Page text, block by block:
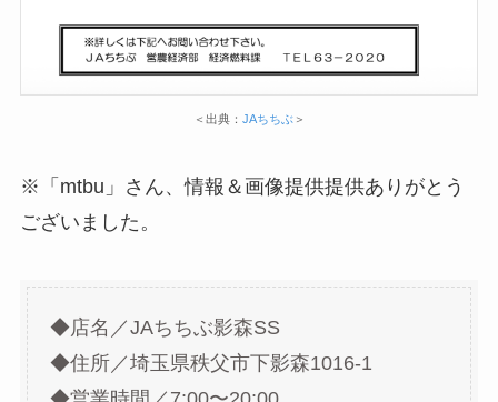
＜出典： JAちちぶ＞
※「mtbu」さん、情報＆画像提供提供ありがとう
ございました。
◆店名／JAちちぶ影森SS
◆住所／埼玉県秩父市下影森1016-1